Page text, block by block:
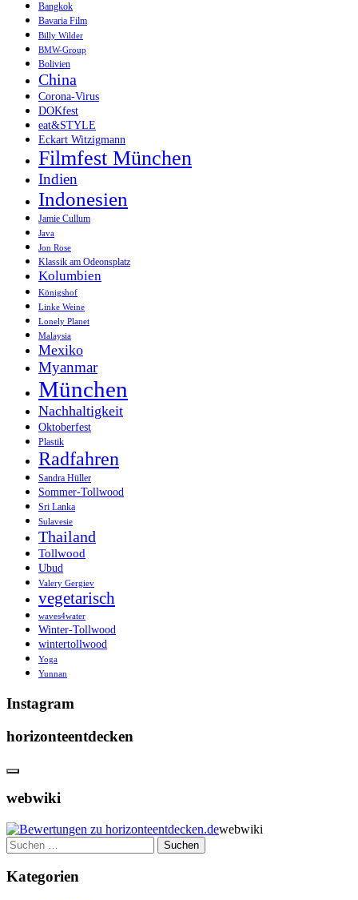
Bangkok
Bavaria Film
Billy Wilder
BMW-Group
Bolivien
China
Corona-Virus
DOKfest
eat&STYLE
Eckart Witzigmann
Filmfest München
Indien
Indonesien
Jamie Cullum
Java
Jon Rose
Klassik am Odeonsplatz
Kolumbien
Königshof
Linke Weine
Lonely Planet
Malaysia
Mexiko
Myanmar
München
Nachhaltigkeit
Oktoberfest
Plastik
Radfahren
Sandra Hüller
Sommer-Tollwood
Sri Lanka
Sulavesie
Thailand
Tollwood
Ubud
Valery Gergiev
vegetarisch
waves4water
Winter-Tollwood
wintertollwood
Yoga
Yunnan
Instagram
horizonteentdecken
webwiki
webwiki
Suchen
nach:
Kategorien